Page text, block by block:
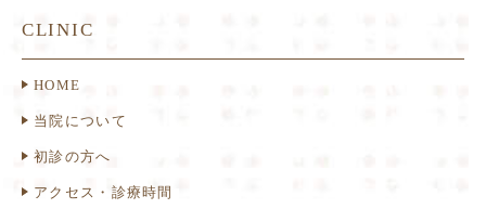
CLINIC
HOME
当院について
初診の方へ
アクセス・診療時間